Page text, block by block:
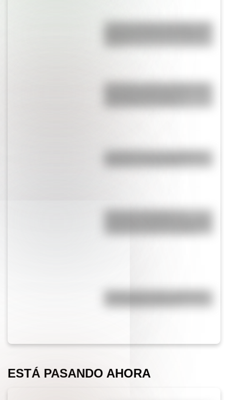
Castillo de Rafael Obligado, una
San Martín y Simón Bolívar: así
La historia de los inmigrantes
9 de julio: actividades y
y segundo ciclo de primaria
Hockey sobre hielo: Argentina
se consagró campeón
ESTÁ PASANDO AHORA